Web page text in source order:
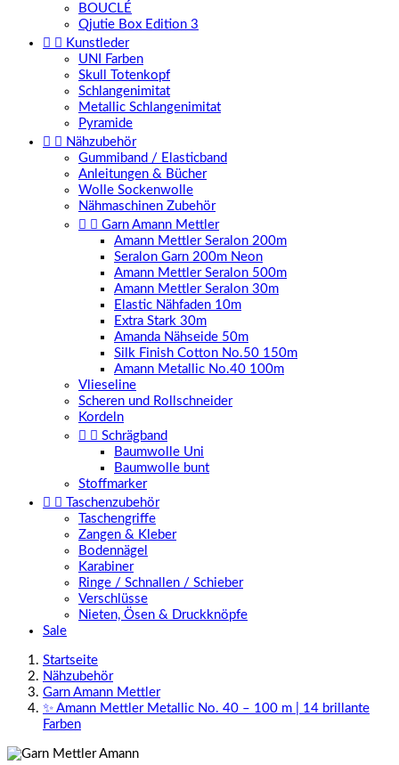
BOUCLÉ
Qjutie Box Edition 3
  Kunstleder
UNI Farben
Skull Totenkopf
Schlangenimitat
Metallic Schlangenimitat
Pyramide
  Nähzubehör
Gummiband / Elasticband
Anleitungen & Bücher
Wolle Sockenwolle
Nähmaschinen Zubehör
  Garn Amann Mettler
Amann Mettler Seralon 200m
Seralon Garn 200m Neon
Amann Mettler Seralon 500m
Amann Mettler Seralon 30m
Elastic Nähfaden 10m
Extra Stark 30m
Amanda Nähseide 50m
Silk Finish Cotton No.50 150m
Amann Metallic No.40 100m
Vlieseline
Scheren und Rollschneider
Kordeln
  Schrägband
Baumwolle Uni
Baumwolle bunt
Stoffmarker
 
Taschenzubehör
Taschengriffe
Zangen & Kleber
Bodennägel
Karabiner
Ringe / Schnallen / Schieber
Verschlüsse
Nieten, Ösen & Druckknöpfe
Sale
Startseite
Nähzubehör
Garn Amann Mettler
✨ Amann Mettler Metallic No. 40 – 100 m | 14 brillante
Farben